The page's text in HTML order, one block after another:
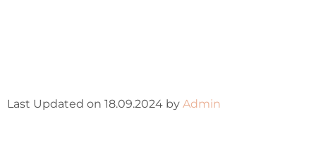
Last Updated on 18.09.2024 by Admin